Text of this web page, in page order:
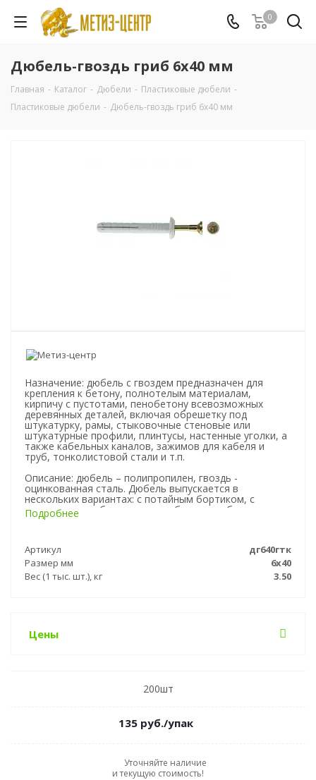
0
Дюбель-гвоздь гриб 6х40 мм
Главная - Каталог - Дюбели - Пластиковые дюбели -
Пластиковые дюбели - Дюбель-гвоздь гриб 6х40 мм
Назначение: дюбель с гвоздем предназначен для
крепления к бетону, полнотелым материалам,
кирпичу с пустотами, пенобетону всевозможных
деревянных деталей, включая обрешетку под
штукатурку, рамы, стыковочные стеновые или
штукатурные профили, плинтусы, настенные уголки, а
также кабельных каналов, зажимов для кабеля и
труб, тонколистовой стали и т.п.
Описание: дюбель – полипропилен, гвоздь -
оцинкованная сталь. Дюбель выпускается в
нескольких вариантах: с потайным бортиком, с
цилиндрически бортиком и грибовидным бортиком.
рекомендуется использовать дюбель – гвоздь с
грибовидной головкой (борт). Крепление может быть
демонтировано или ослаблено при помощи отвертки.
Подробнее
Артикул
дг640гтк
Размер мм
6х40
Вес (1 тыс. шт.), кг
3.50
Цены
200шт
135руб./упак
Уточняйте наличие
и текущую стоимость!